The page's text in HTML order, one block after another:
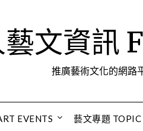
藝文資訊
推廣藝術文化的網路
EVENTS 藝文專題